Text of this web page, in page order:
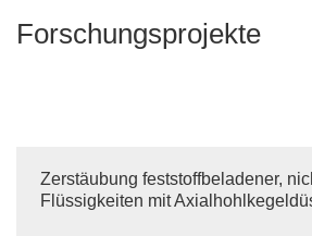
Forschungsprojekte
Zerstäubung feststoffbeladener,
Flüssigkeiten mit